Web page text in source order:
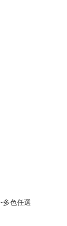
多色任選